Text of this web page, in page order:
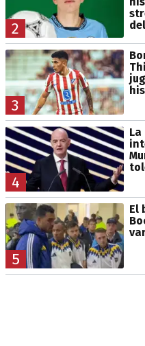
2
3
4
La
5
El